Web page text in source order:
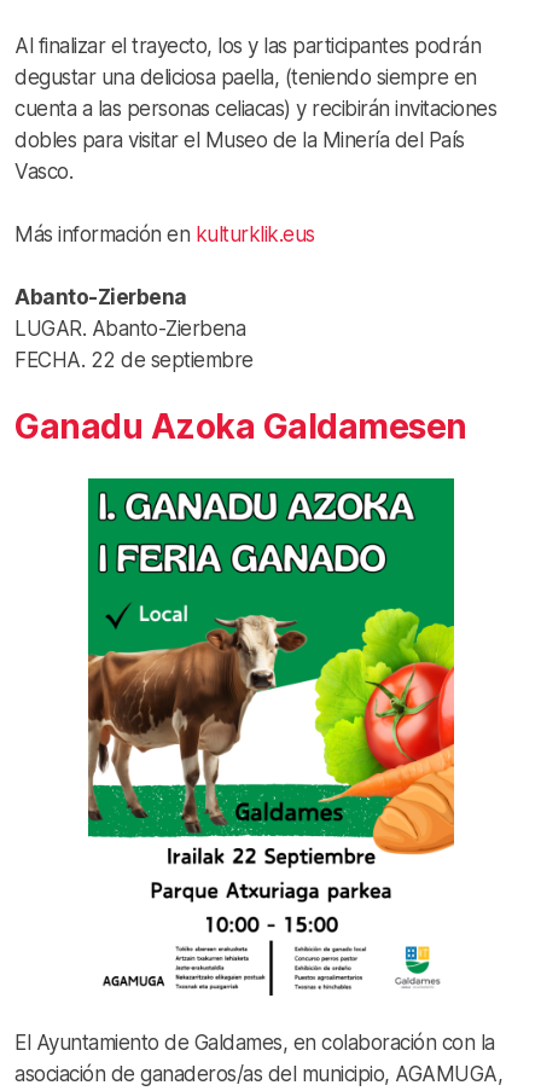
Al finalizar el trayecto, los y las participantes podrán
degustar una deliciosa paella, (teniendo siempre en
cuenta a las personas celiacas) y recibirán invitaciones
dobles para visitar el Museo de la Minería del País
Vasco.
Más información en kulturklik.eus
Abanto-Zierbena
LUGAR. Abanto-Zierbena
FECHA. 22 de septiembre
Ganadu Azoka Galdamesen
El Ayuntamiento de Galdames, en colaboración con la
asociación de ganaderos/as del municipio, AGAMUGA,